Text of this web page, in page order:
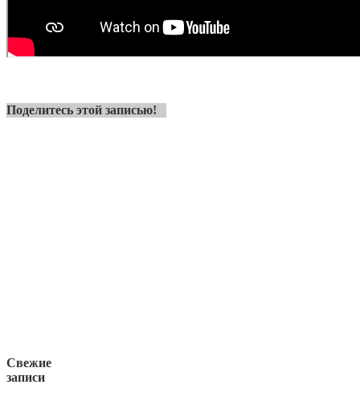
Поделитесь этой записью!
Свежие
записи